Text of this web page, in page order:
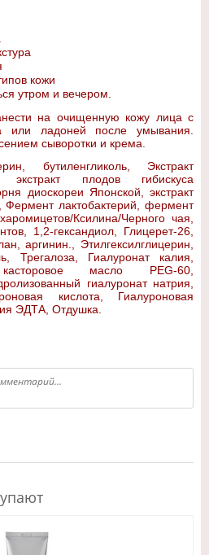
кожи
утром и вечером.
на очищенную кожу лица с
или ладоней после умывания.
сыворотки и крема.
бутиленгликоль, Экстракт
плодов гибискуса
диоскореи Японской, экстракт
Фермент лактобактерий, фермент
Ксилина/Черного чая,
1,2-гександиол, Глицерет-26,
аргинин., Этилгексилглицерин,
Трегалоза, Гиалуронат калия,
касторовое масло PEG-60,
гиалуронат натрия,
кислота, Гиалуроновая
ЭДТА, Отдушка.